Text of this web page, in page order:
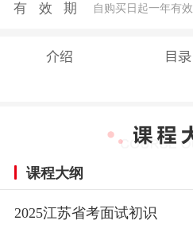
有效期 自购买日起一年有效
介绍 目录
课程大纲
2025江苏省考面试初识